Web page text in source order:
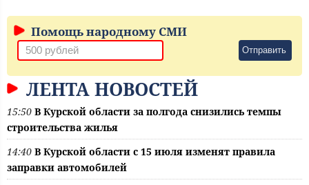
Помощь народному СМИ
Отправить
ЛЕНТА НОВОСТЕЙ
15:50 В Курской области за полгода снизились темпы
строительства жилья
14:40 В Курской области с 15 июля изменят правила
заправки автомобилей